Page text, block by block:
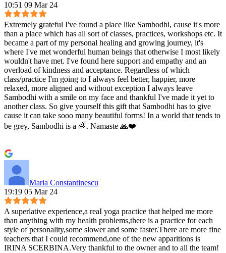
10:51 09 Mar 24
Extremely grateful I've found a place like Sambodhi, cause it's more
than a place which has all sort of classes, practices, workshops etc. It
became a part of my personal healing and growing journey, it's
where I've met wonderful human beings that otherwise I most likely
wouldn't have met. I've found here support and empathy and an
overload of kindness and acceptance. Regardless of which
class/practice I'm going to I always feel better, happier, more
relaxed, more aligned and without exception I always leave
Sambodhi with a smile on my face and thankful I've made it yet to
another class. So give yourself this gift that Sambodhi has to give
cause it can take sooo many beautiful forms! In a world that tends to
be grey, Sambodhi is a 🌈. Namaste 🙏❤️
Maria Constantinescu
19:19 05 Mar 24
A superlative experience,a reaI yoga practice that helped me more
than anything with my health problems,there is a practice for each
style of personality,some slower and some faster.There are more fine
teachers that I could recommend,one of the new apparitions is
IRINA SCERBINA.Very thankful to the owner and to all the team!